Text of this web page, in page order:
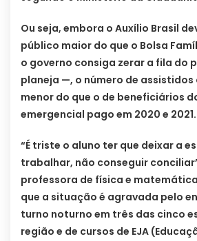
Ou seja, embora o Auxílio Brasil
público maior do que o Bolsa
o governo consiga zerar a fila do
planeja —, o número de assistidos
menor do que o de beneficiários
emergencial pago em 2020 e 2021.
“É triste o aluno ter que deixar a
trabalhar, não conseguir
professora de física e
que a situação é agravada pelo
turno noturno em três das cinco
região e de cursos de EJA